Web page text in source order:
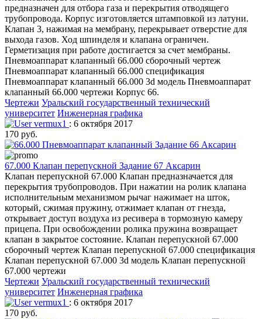
предназначен для отбора газа и перекрытия отводящего
трубопровода. Корпус изготовляется штамповкой из латуни.
Клапан 3, нажимая на мембрану, перекрывает отверстие для
выхода газов. Ход шпинделя и клапана ограничен.
Герметизация при работе достигается за счет мембраны.
Пневмоаппарат клапанный 66.000 сборочный чертеж
Пневмоаппарат клапанный 66.000 спецификация
Пневмоаппарат клапанный 66.000 3d модель Пневмоаппарат
клапанный 66.000 чертежи Корпус 66.
Чертежи Уральский государственный технический
университет Инженерная графика
vermux1 : 6 октября 2017
170 руб.
67.000 Клапан перепускной Задание 67 Аксарин
Клапан перепускной 67.000 Клапан предназначается для
перекрытия трубопроводов. При нажатии на ролик клапана
исполнительным механизмом рычаг нажимает на шток,
который, сжимая пружину, отжимает клапан от гнезда,
открывает доступ воздуха из ресивера в тормозную камеру
прицепа. При освобождении ролика пружина возвращает
клапан в закрытое состояние. Клапан перепускной 67.000
сборочный чертеж Клапан перепускной 67.000 спецификация
Клапан перепускной 67.000 3d модель Клапан перепускной
67.000 чертежи
Чертежи Уральский государственный технический
университет Инженерная графика
vermux1 : 6 октября 2017
170 руб.